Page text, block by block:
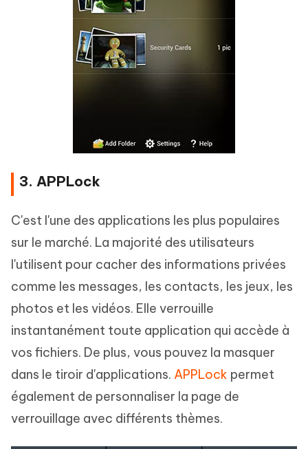
3. APPLock
C'est l'une des applications les plus populaires
sur le marché. La majorité des utilisateurs
l'utilisent pour cacher des informations privées
comme les messages, les contacts, les jeux, les
photos et les vidéos. Elle verrouille
instantanément toute application qui accède à
vos fichiers. De plus, vous pouvez la masquer
dans le tiroir d'applications. APPLock permet
également de personnaliser la page de
verrouillage avec différents thèmes.